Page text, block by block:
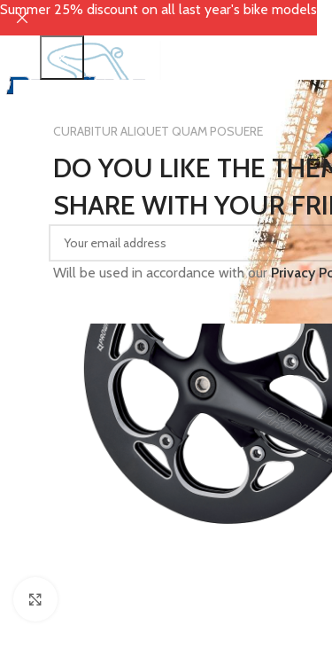
CURABITUR ALIQUET QUAM POSUERE
DO YOU LIKE THE
SHARE WITH YOUR
Will be used in accordance with ourPrivacy
Summer 25% discount on all last year's bike models